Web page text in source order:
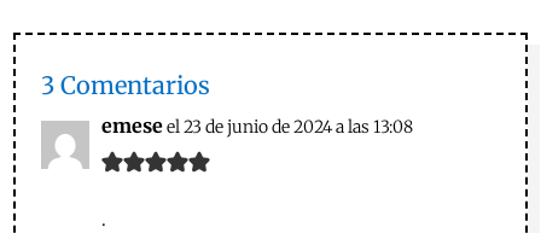
3 Comentarios
emeseel 23 de junio de 2024 a las 13:08
.